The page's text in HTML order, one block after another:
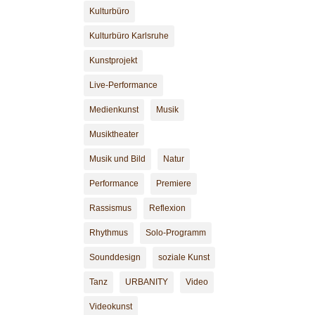
Kulturbüro
Kulturbüro Karlsruhe
Kunstprojekt
Live-Performance
Medienkunst Musik
Musiktheater
Musik und Bild Natur
Performance Premiere
Rassismus Reflexion
Rhythmus Solo-Programm
Sounddesign soziale Kunst
Tanz URBANITY Video
Videokunst